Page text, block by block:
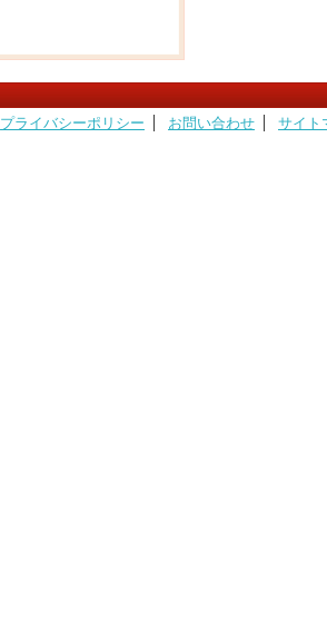
プライバシーポリシー お問い合わせ サイト